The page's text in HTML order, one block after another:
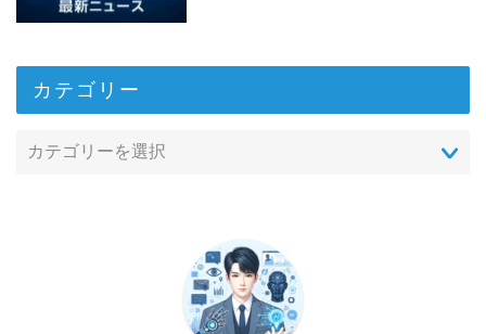
カテゴリー